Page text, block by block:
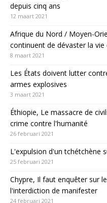
depuis cinq ans
12 maart 2021
Afrique du Nord / Moyen-
continuent de dévaster la
8 maart 2021
Les États doivent lutter
armes explosives
3 maart 2021
Éthiopie, Le massacre de
crime contre l'humanité
26 februari 2021
L'expulsion d'un tchétchène
25 februari 2021
Chypre, Il faut enquêter sur
l'interdiction de manifester
24 februari 2021